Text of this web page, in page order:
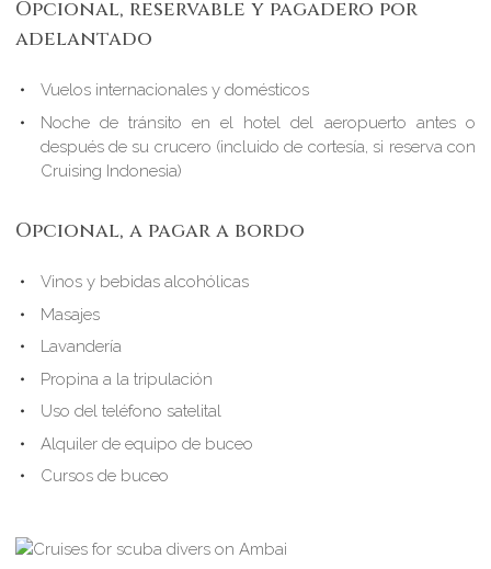
Opcional, reservable y pagadero por
adelantado
Vuelos internacionales y domésticos
Noche de tránsito en el hotel del aeropuerto antes o
después de su crucero (incluido de cortesía, si reserva con
Cruising Indonesia)
Opcional, a pagar a bordo
Vinos y bebidas alcohólicas
Masajes
Lavandería
Propina a la tripulación
Uso del teléfono satelital
Alquiler de equipo de buceo
Cursos de buceo